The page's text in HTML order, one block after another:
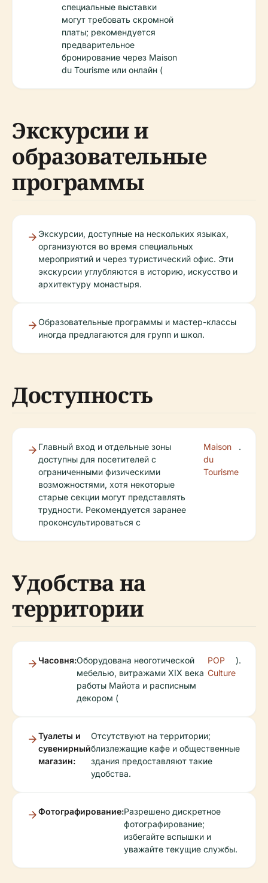
специальные выставки
могут требовать скромной
платы; рекомендуется
предварительное
бронирование через Maison
du Tourisme или онлайн (
Экскурсии и
образовательные
программы
Экскурсии, доступные на нескольких языках,
организуются во время специальных
мероприятий и через туристический офис. Эти
экскурсии углубляются в историю, искусство и
архитектуру монастыря.
Образовательные программы и мастер-классы
иногда предлагаются для групп и школ.
Доступность
Главный вход и отдельные зоны
доступны для посетителей с
ограниченными физическими
возможностями, хотя некоторые
старые секции могут представлять
трудности. Рекомендуется заранее
проконсультироваться с
Maison
du
Tourisme
.
Удобства на
территории
Часовня:Оборудована неоготической
мебелью, витражами XIX века
работы Майота и расписным
декором (
POP
Culture
).
Туалеты и
сувенирный
магазин:
Отсутствуют на территории;
близлежащие кафе и общественные
здания предоставляют такие
удобства.
Фотографирование:Разрешено дискретное
фотографирование;
избегайте вспышки и
уважайте текущие службы.